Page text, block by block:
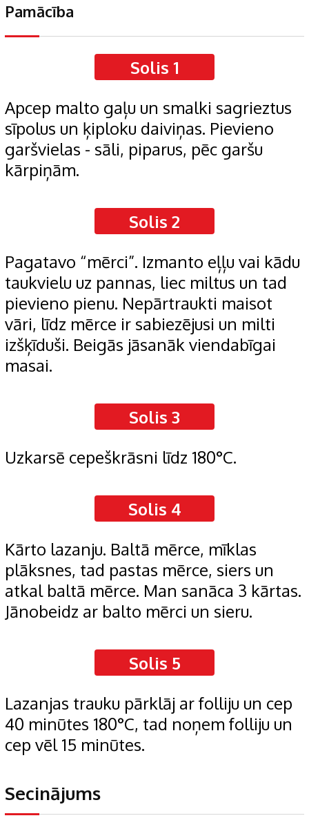
Pamācība
Solis 1
Apcep malto gaļu un smalki sagrieztus
sīpolus un ķiploku daiviņas. Pievieno
garšvielas - sāli, piparus, pēc garšu
kārpiņām.
Solis 2
Pagatavo “mērci”. Izmanto eļļu vai kādu
taukvielu uz pannas, liec miltus un tad
pievieno pienu. Nepārtraukti maisot
vāri, līdz mērce ir sabiezējusi un milti
izšķīduši. Beigās jāsanāk viendabīgai
masai.
Solis 3
Uzkarsē cepeškrāsni līdz 180°C.
Solis 4
Kārto lazanju. Baltā mērce, mīklas
plāksnes, tad pastas mērce, siers un
atkal baltā mērce. Man sanāca 3 kārtas.
Jānobeidz ar balto mērci un sieru.
Solis 5
Lazanjas trauku pārklāj ar folliju un cep
40 minūtes 180°C, tad noņem folliju un
cep vēl 15 minūtes.
Secinājums